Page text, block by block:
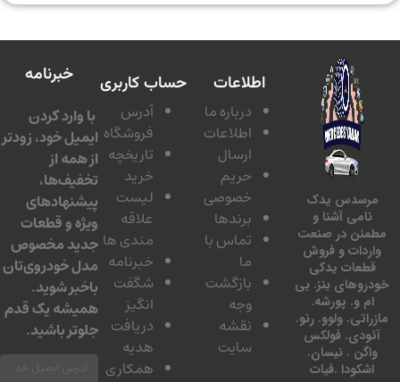
یدک
آشنا و
در صنعت
و فروش
یدکی
بنز. بی
و. پورشه.
ولوو. رنو.
فولکس
. نیسان.
.فیات
اطلاعات
درباره ما
اطلاعات
ارسال
حریم
خصوصی
برندها
تماس با
بازگشت
نقشه
سایت
حساب کاربری
آدرس
فروشگاه
تاریخچه
لیست
مندی ها
خبرنامه
شگفت
دریافت
همکاری
خبرنامه
با وارد کردن
ایمیل خود، زودتر
از همه از
تخفیف‌ها،
پیشنهادهای
ویژه و قطعات
جدید مخصوص
مدل خودروی‌تان
باخبر شوید.
همیشه یک قدم
جلوتر باشید.